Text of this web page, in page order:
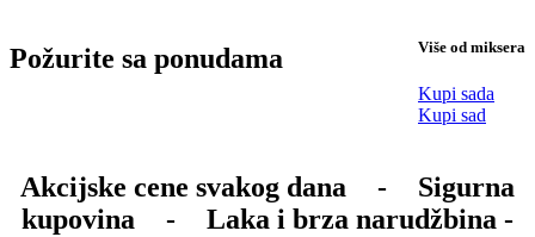
Požurite sa ponudama Više od miksera
Kupi sada
Kupi sad
Akcijske cene svakog dana -
Sigurna
kupovina
- Laka i brza narudžbina -